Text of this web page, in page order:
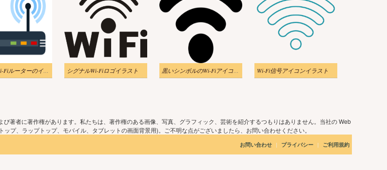
信号付きWi-Fiルーターのイラスト シグナルWi-Fiロゴイラスト 黒いシンボルのWi-Fiアイコンイラスト Wi-Fi信号アイコンイラスト
著者に著作権があります。私たちは、著作権のある画像、写真、グラフィック、芸術を紹介するつもりはありません。当社の Web
プ、ラップトップ、モバイル、タブレットの画面背景用)。ご不明な点がございましたら、お問い合わせください。
お問い合わせ | プライバシー | ご利用規約